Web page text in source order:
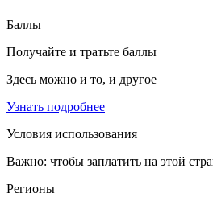
Баллы
Получайте и тратьте баллы
Здесь можно и то, и другое
Узнать подробнее
Условия использования
Важно: чтобы заплатить на этой
Регионы